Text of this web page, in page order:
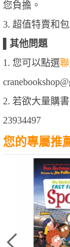
您負擔。
3. 超值特賣和
其他問題
1. 您可以點選
2. 若欲大量購
23934497
您的專屬推